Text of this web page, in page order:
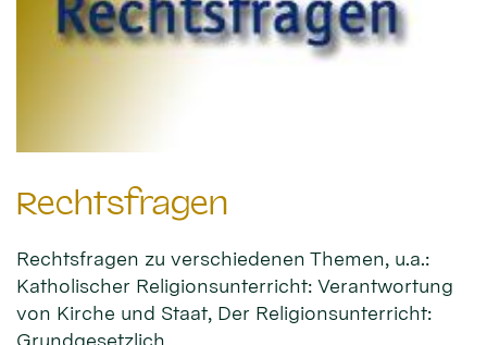
Rechtsfragen
Rechtsfragen zu verschiedenen Themen, u.a.:
Katholischer Religionsunterricht: Verantwortung
von Kirche und Staat, Der Religionsunterricht:
Grundgesetzlich